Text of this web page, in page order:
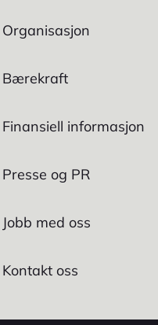
Organisasjon
Bærekraft
Finansiell informasjon
Presse og PR
Jobb med oss
Kontakt oss